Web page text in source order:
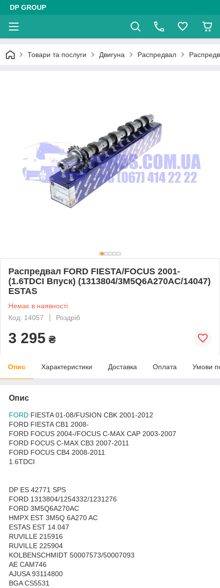
DP GROUP
Товари та послуги Двигуна Распредвал
Распредвал FORD FIESTA/FOCUS 2001-
(1.6TDCI Впуск) (1313804/3M5Q6A270AC/14047)
ESTAS
Немає в наявності
Код: 14057
Роздріб
3 295 ₴
Опис Характеристики Доставка Оплата Умови
Опис
FORD FIESTA 01-08/FUSION CBK 2001-2012
FORD FIESTA CB1 2008-
FORD FOCUS 2004-/FOCUS C-MAX CAP 2003-2007
FORD FOCUS C-MAX CB3 2007-2011
FORD FOCUS CB4 2008-2011
1.6TDCI
DP ES 42771 SPS
FORD 1313804/1254332/1231276
FORD 3M5Q6A270AC
HMPX EST 3M5Q 6A270 AC
ESTAS EST 14.047
RUVILLE 215916
RUVILLE 225904
KOLBENSCHMIDT 50007573/50007093
AE CAM746
AJUSA 93114800
BGA CS5531